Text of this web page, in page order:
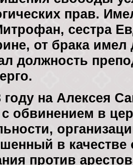
прав.
сестра
от брака
должность
году на Алексея
обвинением в
в качестве
против